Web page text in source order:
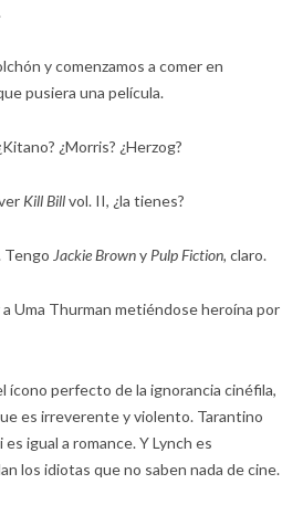
y comenzamos a comer en
pusiera una película.
¿Morris? ¿Herzog?
Kill Billvol. II, ¿la tienes?
Tengo Jackie Browny Pulp Fiction, claro.
Uma Thurman metiéndose heroína por
perfecto de la ignorancia cinéfila,
es irreverente y violento. Tarantino
igual a romance. Y Lynch es
los idiotas que no saben nada de cine.